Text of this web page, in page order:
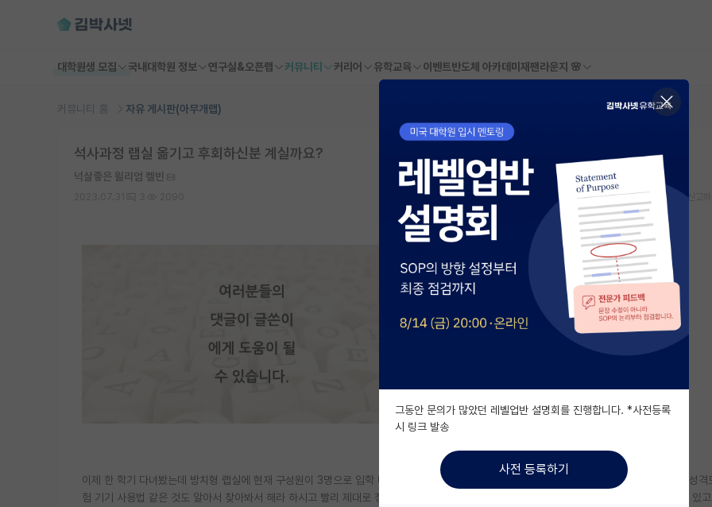
대학원생 모집 국내대학원 정보 연구실&오픈랩 커뮤니티 커리어 유학교육 이벤트반도체 아카데미 재팬라운지 🌸
커뮤니티 홈 자유 게시판(아무개랩)
석사과정 랩실 옮기고 후회하신분 계실까요?
넉살좋은 윌리엄 켈빈
스크랩 신고
이제 한 학기 다녀봤는데 방치형 랩실에 현재 구성원이 3명으로 입학 때부터 선배가 하나도 없는 게 제일 큽니다. 교수님은 자세히 알려주시는 성격
험 기기 사용법 같은 것도 알아서 찾아봐서 해라 하시고 빨리 제대로 정확하게 하길 원하시지만 저는 최대한 노력한다고 하지만 처음 하는 것도 있
그동안 문의가 많았던 레벨업반 설명회를 진행합니다. *사전등록
시 링크 발송
사전 등록하기